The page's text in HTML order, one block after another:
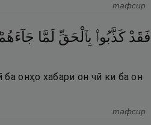
тафсир
فَقَدْ كَذَّبُوا۟ بِٱلْحَقِّ لَمَّا
онҳо хабари он чӣ ки ба он
тафсир